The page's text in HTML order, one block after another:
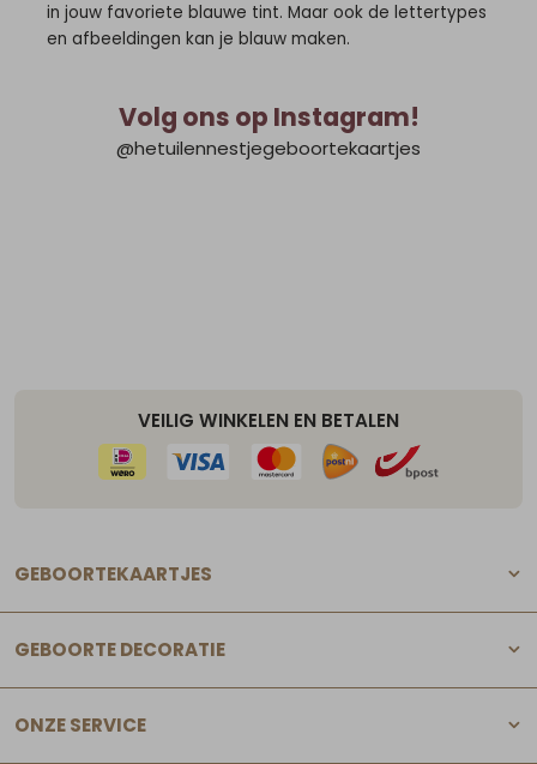
in jouw favoriete blauwe tint. Maar ook de lettertypes
en afbeeldingen kan je blauw maken.
Volg ons op Instagram!
@hetuilennestjegeboortekaartjes
VEILIG WINKELEN EN BETALEN
GEBOORTEKAARTJES
GEBOORTE DECORATIE
ONZE SERVICE